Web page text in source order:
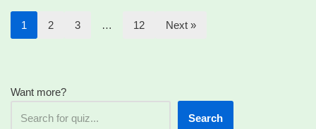
1 2 3 … 12 Next »
Want more?
Search